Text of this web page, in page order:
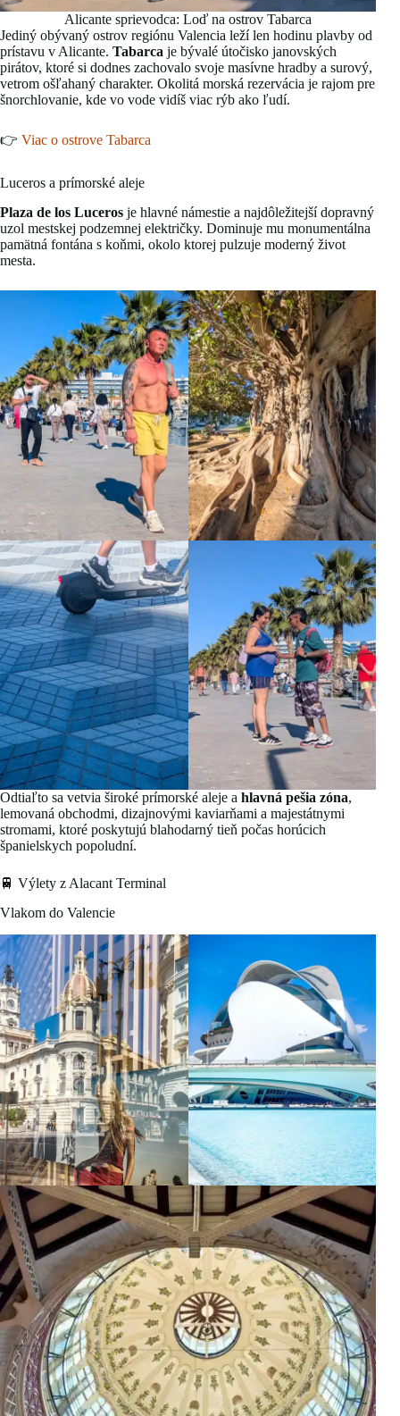
Alicante sprievodca: Loď na ostrov Tabarca
Jediný obývaný ostrov regiónu Valencia leží len hodinu plavby od
prístavu v Alicante. Tabarca je bývalé útočisko janovských
pirátov, ktoré si dodnes zachovalo svoje masívne hradby a surový,
vetrom ošľahaný charakter. Okolitá morská rezervácia je rajom pre
šnorchlovanie, kde vo vode vidíš viac rýb ako ľudí.
👉 Viac o ostrove Tabarca
Luceros a prímorské aleje
Plaza de los Luceros je hlavné námestie a najdôležitejší dopravný
uzol mestskej podzemnej električky. Dominuje mu monumentálna
pamätná fontána s koňmi, okolo ktorej pulzuje moderný život
mesta.
Odtiaľto sa vetvia široké prímorské aleje a hlavná pešia zóna,
lemovaná obchodmi, dizajnovými kaviarňami a majestátnymi
stromami, ktoré poskytujú blahodarný tieň počas horúcich
španielskych popoludní.
🚆 Výlety z Alacant Terminal
Vlakom do Valencie